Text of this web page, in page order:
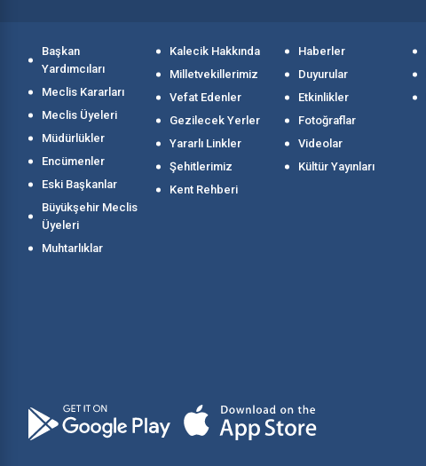
Başkan
Yardımcıları
Meclis Kararları
Meclis Üyeleri
Müdürlükler
Encümenler
Eski Başkanlar
Büyükşehir Meclis
Üyeleri
Muhtarlıklar
Kalecik Hakkında
Milletvekillerimiz
Vefat Edenler
Gezilecek Yerler
Yararlı Linkler
Şehitlerimiz
Kent Rehberi
Haberler
Duyurular
Etkinlikler
Fotoğraflar
Videolar
Kültür Yayınları